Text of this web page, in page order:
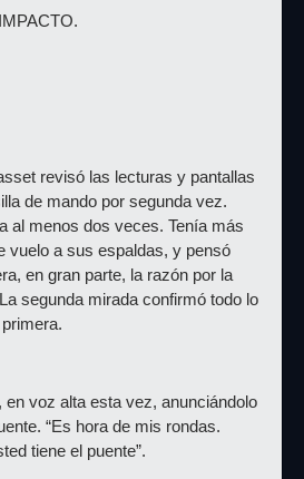
revisó las lecturas y pantallas
de mando por segunda vez.
al menos dos veces. Tenía más
vuelo a sus espaldas, y pensó
en gran parte, la razón por la
segunda mirada confirmó todo lo
en voz alta esta vez, anunciándolo
“Es hora de mis rondas.
tiene el puente”.